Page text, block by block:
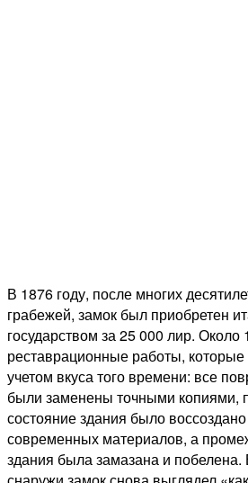
В 1876 году, после многих
грабежей, замок был приобретен
государством за 25 000 лир. Около
реставрационные работы,
учетом вкуса того времени: все
были заменены точными копиями,
состояние здания было
современных материалов, а
здания была замазана и побелена.